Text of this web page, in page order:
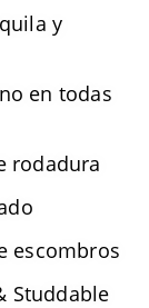
y
en todas
rodadura
escombros
Studdable